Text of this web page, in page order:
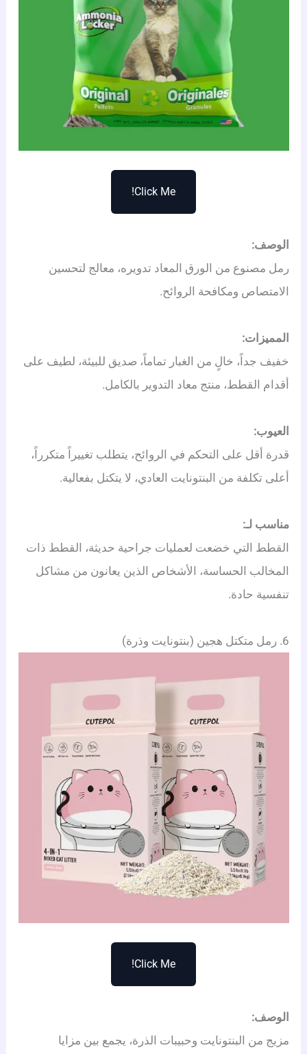
Click Me!
الوصف:
رمل مصنوع من الورق المعاد تدويره، معالج لتحسين
الامتصاص ومكافحة الروائح.
المميزات:
خفيف جداً، خالٍ من الغبار تماماً، صديق للبيئة، لطيف على
أقدام القطط، منتج معاد التدوير بالكامل.
العيوب:
قدرة أقل على التحكم في الروائح، يتطلب تغييراً متكرراً،
أعلى تكلفة من البنتونايت العادي، لا يتكتل بفعالية.
مناسب لـ:
القطط التي خضعت لعمليات جراحية حديثة، القطط ذات
المخالب الحساسة، الأشخاص الذين يعانون من مشاكل
تنفسية حادة.
Click Me!
الوصف:
مزيج من البنتونايت وحبيبات الذرة، يجمع بين مزايا